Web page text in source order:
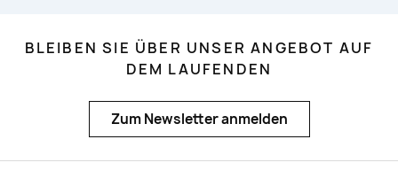
BLEIBEN SIE ÜBER UNSER ANGEBOT AUF
DEM LAUFENDEN
Zum Newsletter anmelden